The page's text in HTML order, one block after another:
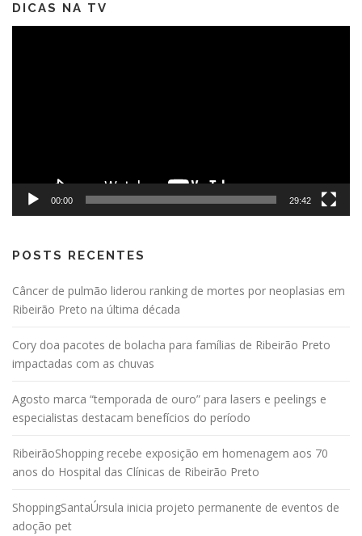
DICAS NA TV
00:00 29:42
POSTS RECENTES
Câncer de pulmão liderou ranking de mortes por neoplasias em
Ribeirão Preto na última década
Cory doa pacotes de bolacha para famílias de Ribeirão Preto
impactadas com as chuvas
Agosto marca “temporada de ouro” para lasers e peelings e
especialistas destacam benefícios do período
RibeirãoShopping recebe exposição em homenagem aos 70
anos do Hospital das Clínicas de Ribeirão Preto
ShoppingSantaÚrsula inicia projeto permanente de eventos de
adoção pet